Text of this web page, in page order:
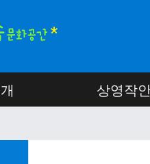
상영작